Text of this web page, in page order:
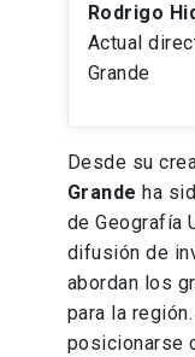
Rodrigo
Actual
Grande
Desde su
Grande ha
de Geografía
difusión de
abordan los
para la
posicionarse